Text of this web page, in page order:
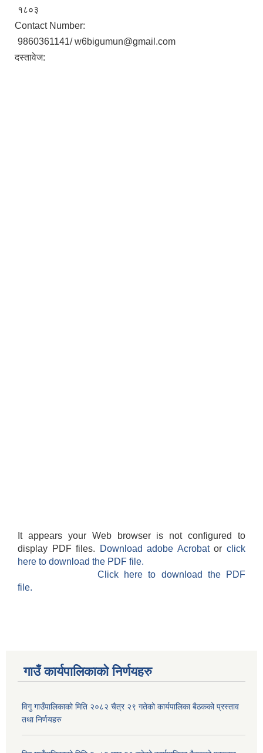
१८०३
Contact Number:
9860361141/ w6bigumun@gmail.com
दस्तावेज:
It appears your Web browser is not configured to
display PDF files.
Download adobe Acrobatorclick
here to download the PDF file.
Click here to download the PDF
file.
गाउँ कार्यपालिकाकाे निर्णयहरु
विगु गाउँपालिकाको मिति २०८२ चैत्र २९ गतेको कार्यपालिका बैठकको प्रस्ताव
तथा निर्णयहरु